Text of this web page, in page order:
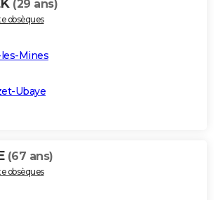
(29 ans)
obsèques
Mines
Ubaye
(67 ans)
obsèques